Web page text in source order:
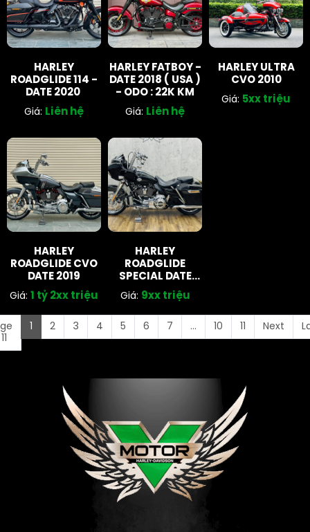
HARLEY
ROADGLIDE 114 -
DATE 2020
Giá: Liên hệ
HARLEY FATBOY -
DATE 2018 ( USA )
- ODO : 22K KM
Giá: Liên hệ
HARLEY ULTRA
CVO 2010
Giá: 5xx triệu
HARLEY
ROADGLIDE CVO
DATE 2019
Giá: 1 tỷ 2xx triệu
HARLEY
ROADGLIDE
SPECIAL DATE
2021
Giá: 9xx triệu
2 3 4 5 6 7 ... 10 Next